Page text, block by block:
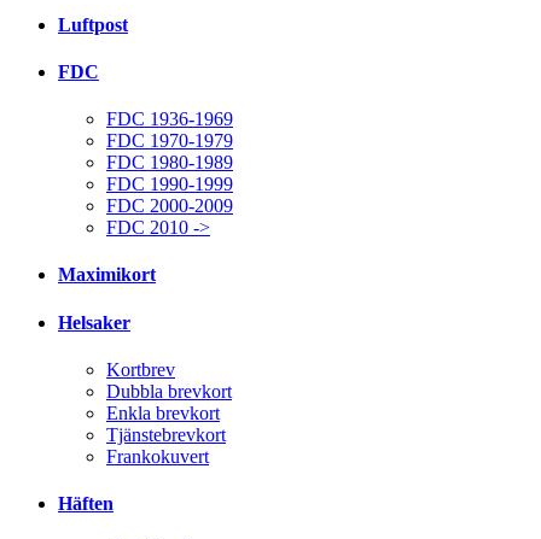
Luftpost
FDC
FDC 1936-1969
FDC 1970-1979
FDC 1980-1989
FDC 1990-1999
FDC 2000-2009
FDC 2010 ->
Maximikort
Helsaker
Kortbrev
Dubbla brevkort
Enkla brevkort
Tjänstebrevkort
Frankokuvert
Häften